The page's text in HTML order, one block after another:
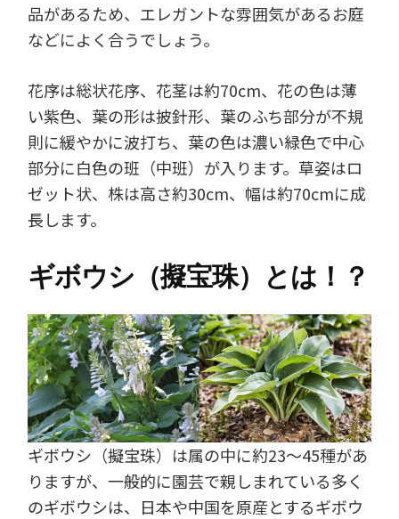
品があるため、エレガントな雰囲気があるお庭
などによく合うでしょう。
花序は総状花序、花茎は約70cm、花の色は薄
い紫色、葉の形は披針形、葉のふち部分が不規
則に緩やかに波打ち、葉の色は濃い緑色で中心
部分に白色の班（中班）が入ります。草姿はロ
ゼット状、株は高さ約30cm、幅は約70cmに成
長します。
ギボウシ（擬宝珠）とは！？
ギボウシ（擬宝珠）は属の中に約23～45種があ
りますが、一般的に園芸で親しまれている多く
のギボウシは、日本や中国を原産とするギボウ